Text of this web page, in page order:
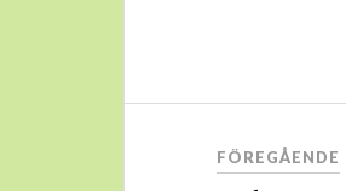
FÖREGÅENDE